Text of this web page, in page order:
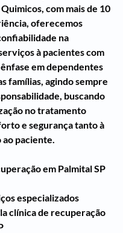
com mais de 10
oferecemos
na
à pacientes com
em dependentes
famílias, agindo sempre
buscando
no tratamento
e segurança tanto à
paciente.
em Palmital SP
especializados
clínica de recuperação